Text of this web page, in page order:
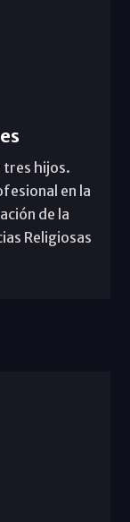
tres hijos.
en la
de la
Religiosas